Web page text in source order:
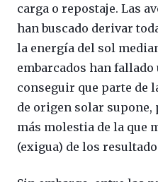
carga o repostaje. Las
han buscado derivar
la energía del sol
embarcados han
conseguir que parte de
de origen solar supone,
más molestia de la que
(exigua) de los